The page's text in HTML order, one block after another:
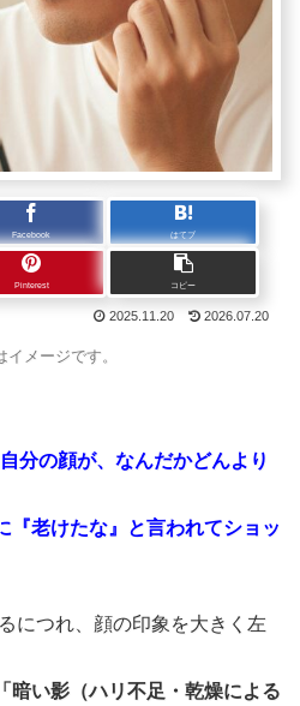
Facebook はてブ
Pinterest コピー
2025.11.20 2026.07.20
メージです。
分の顔が、なんだかどんより
『老けたな』と言われてショッ
につれ、顔の印象を大きく左
「暗い影（ハリ不足・乾燥による